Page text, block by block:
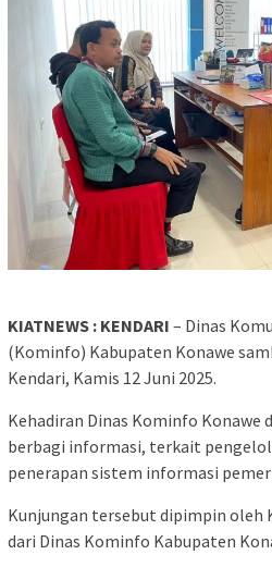
KIATNEWS : KENDARI – Dinas
(Kominfo) Kabupaten Konawe
Kendari, Kamis 12 Juni 2025.
Kehadiran Dinas Kominfo Konawe
berbagi informasi, terkait
penerapan sistem informasi
Kunjungan tersebut dipimpin oleh
dari Dinas Kominfo Kabupaten